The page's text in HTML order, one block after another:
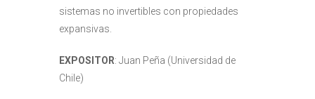
sistemas no invertibles con propiedades
expansivas.
EXPOSITOR: Juan Peña (Universidad de
Chile)